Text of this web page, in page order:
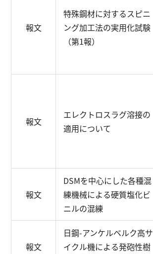
報文
特殊鋼材に対するスピニ
ング加工法の実用化試験
（第1報）
報文
エレクトロスラグ溶接の
適用について
報文
DSMを中心にした各種混
練機械による硬質塩化ビ
ニルの混練
報文
日鋼-アンケルベルク高サ
イクル機による発砲性樹